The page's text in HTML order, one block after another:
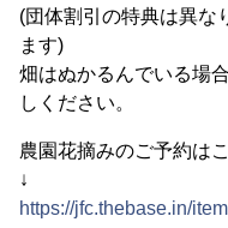
(団体割引の特典は異な
ます)
畑はぬかるんでいる場
しください。
農園花摘みのご予約は
↓
https://jfc.thebase.in/